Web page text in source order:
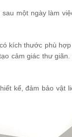
một ngày làm
kích thước phù
cảm giác thư
kế, đảm bảo